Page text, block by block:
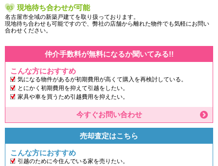
現地待ち合わせが可能
名古屋市全域の新築戸建てを取り扱っております。
現地待ち合わせも可能ですので、弊社の店舗から離れた物件でも気軽にお問い
合わせください。
仲介手数料が無料になるか聞いてみる!!
こんな方におすすめ
気になる物件があるが初期費用が高くて購入を再検討している。
とにかく初期費用を抑えて引越をしたい。
家具や車を買うため引越費用を抑えたい。
今すぐお問い合わせ
売却査定はこちら
こんな方におすすめ
引越のために今住んでいる家を売りたい。